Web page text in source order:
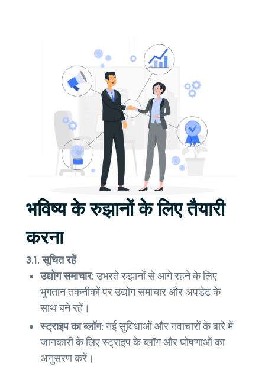
भविष्य के रुझानों के लिए तैयारी
करना
3.1. सूचित रहें
उद्योग समाचार:उभरते रुझानों से आगे रहने के लिए
भुगतान तकनीकों पर उद्योग समाचार और अपडेट के
साथ बने रहें।
स्ट्राइप का ब्लॉग:नई सुविधाओं और नवाचारों के बारे में
जानकारी के लिए स्ट्राइप के ब्लॉग और घोषणाओं का
अनुसरण करें।